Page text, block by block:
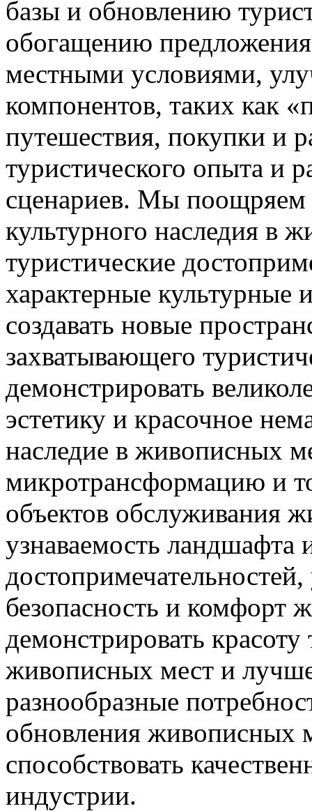
базы и обновлению
обогащению
местными условиями,
компонентов, таких как
путешествия, покупки и
туристического опыта и
сценариев. Мы поощряем
культурного наследия в
туристические
характерные культурные
создавать новые
захватывающего
демонстрировать
эстетику и красочное
наследие в живописных
микротрансформацию и
объектов обслуживания
узнаваемость ландшафта
безопасность и комфорт
демонстрировать
живописных мест и лучше
разнообразные
обновления живописных
способствовать
индустрии.